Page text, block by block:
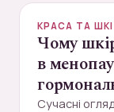
КРАСА ТА
Чому
в
Сучасні